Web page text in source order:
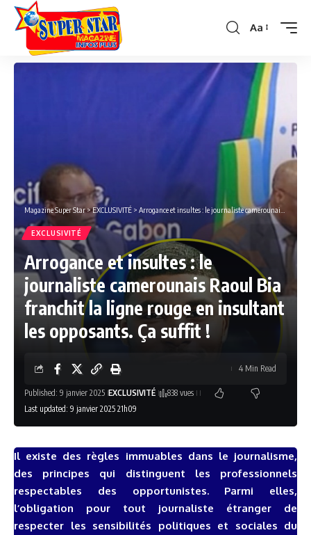
Font
Aa
Magazine Super Star>EXCLUSIVITÉ > Arrogance et insultes : le journaliste camerounais Raoul Bia franchit la ligne rouge en insultant les opposants. Ça suffit !
EXCLUSIVITÉ
Arrogance et insultes : le
journaliste camerounais Raoul Bia
franchit la ligne rouge en insultant
les opposants. Ça suffit !
Last updated: 9 janvier 2025 21h09
Published: 9 janvier 2025 EXCLUSIVITÉ 838 vues
4 Min Read
Il existe des règles immuables dans le journalisme,
des principes qui distinguent les professionnels
respectables des opportunistes. Parmi elles,
l’obligation pour tout journaliste étranger de
respecter les sensibilités politiques et sociales du